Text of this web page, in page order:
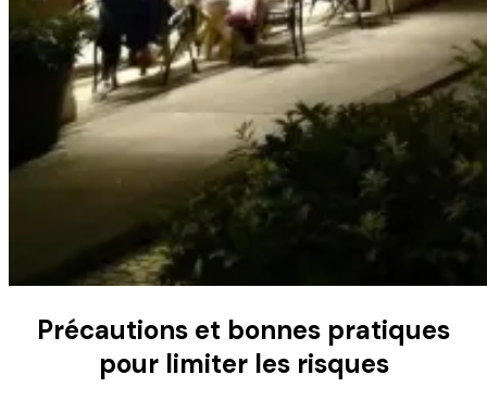
Précautions et bonnes pratiques
pour limiter les risques